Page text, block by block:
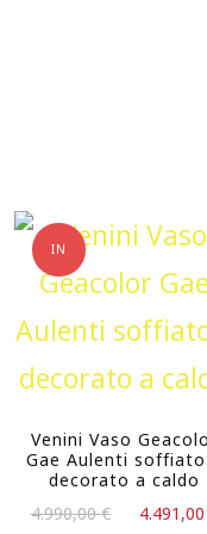
IN
OFFERTA!
Venini Vaso
Gae Aulenti soffiato
decorato a caldo
4.990,00€ 4.491,00